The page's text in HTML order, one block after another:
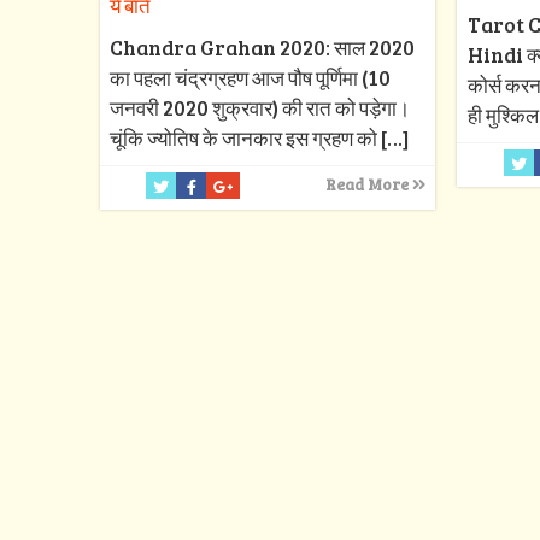
ये बातें
Chandra Grahan 2020: साल 2020
का पहला चंद्रग्रहण आज पौष पूर्णिमा (10
जनवरी 2020 शुक्रवार) की रात को पड़ेगा।
चूंकि ज्योतिष के जानकार इस ग्रहण को[…]
Read More
Tarot
Hindi
कोर्स
ही मुश्किल